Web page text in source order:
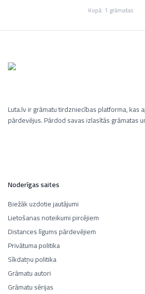
Kopā: 1 grāmatas
Luta.lv ir grāmatu tirdzniecības platforma, kas
pārdevējus. Pārdod savas izlasītās grāmatas
Noderīgas saites
Biežāk uzdotie jautājumi
Lietošanas noteikumi pircējiem
Distances līgums pārdevējiem
Privātuma politika
Sīkdatņu politika
Grāmatu autori
Grāmatu sērijas